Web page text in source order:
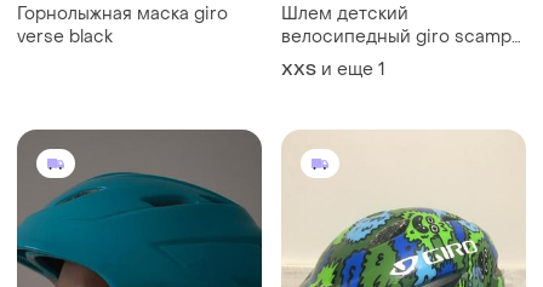
Горнолыжная маска giro
verse black
Шлем детский
велосипедный giro scamp
blast
XXS и еще 1